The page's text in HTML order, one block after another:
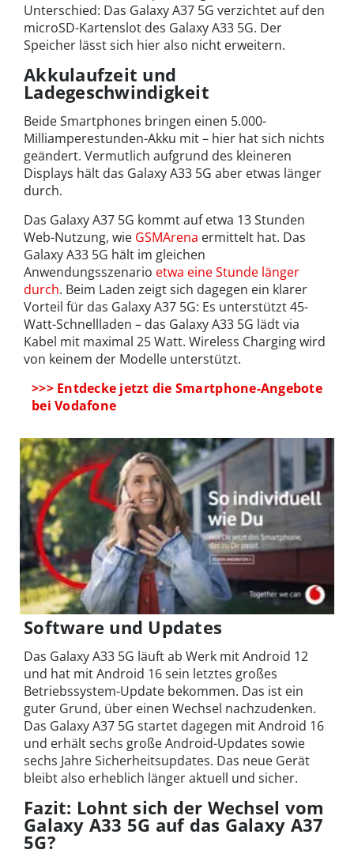
Unterschied: Das Galaxy A37 5G verzichtet auf den
microSD-Kartenslot des Galaxy A33 5G. Der
Speicher lässt sich hier also nicht erweitern.
Akkulaufzeit und
Ladegeschwindigkeit
Beide Smartphones bringen einen 5.000-
Milliamperestunden-Akku mit – hier hat sich nichts
geändert. Vermutlich aufgrund des kleineren
Displays hält das Galaxy A33 5G aber etwas länger
durch.
Das Galaxy A37 5G kommt auf etwa 13 Stunden
Web-Nutzung, wie GSMArena ermittelt hat. Das
Galaxy A33 5G hält im gleichen
Anwendungsszenario etwa eine Stunde länger
durch. Beim Laden zeigt sich dagegen ein klarer
Vorteil für das Galaxy A37 5G: Es unterstützt 45-
Watt-Schnellladen – das Galaxy A33 5G lädt via
Kabel mit maximal 25 Watt. Wireless Charging wird
von keinem der Modelle unterstützt.
>>> Entdecke jetzt die Smartphone-Angebote
bei Vodafone
Software und Updates
Das Galaxy A33 5G läuft ab Werk mit Android 12
und hat mit Android 16 sein letztes großes
Betriebssystem-Update bekommen. Das ist ein
guter Grund, über einen Wechsel nachzudenken.
Das Galaxy A37 5G startet dagegen mit Android 16
und erhält sechs große Android-Updates sowie
sechs Jahre Sicherheitsupdates. Das neue Gerät
bleibt also erheblich länger aktuell und sicher.
Fazit: Lohnt sich der Wechsel vom
Galaxy A33 5G auf das Galaxy A37
5G?